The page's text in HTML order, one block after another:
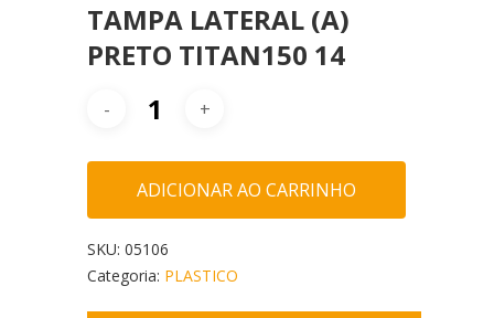
TAMPA LATERAL (A)
PRETO TITAN150 14
ADICIONAR AO CARRINHO
SKU: 05106
Categoria: PLASTICO